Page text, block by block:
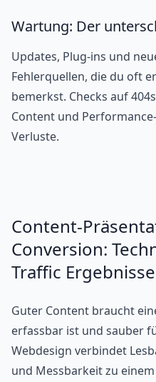
Wartung: Der
Updates, Plug-ins und
Fehlerquellen, die du oft
bemerkst. Checks auf
Content und
Verluste.
Content-
Conversion:
Traffic Ergebnisse
Guter Content braucht
erfassbar ist und sauber
Webdesign verbindet
und Messbarkeit zu